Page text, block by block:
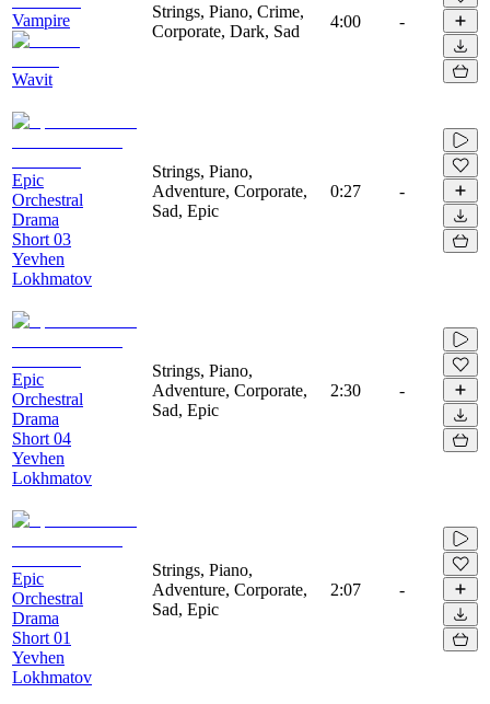
Vampire
Wavit
Strings, Piano, Crime,
Corporate, Dark, Sad
4:00 -
Epic
Orchestral
Drama
Short 03
Yevhen
Lokhmatov
Strings, Piano,
Adventure, Corporate,
Sad, Epic
0:27 -
Epic
Orchestral
Drama
Short 04
Yevhen
Lokhmatov
Strings, Piano,
Adventure, Corporate,
Sad, Epic
2:30 -
Epic
Orchestral
Drama
Short 01
Yevhen
Lokhmatov
Strings, Piano,
Adventure, Corporate,
Sad, Epic
2:07 -